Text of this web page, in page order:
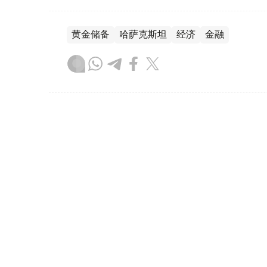
黄金储备 哈萨克斯坦 经济 金融